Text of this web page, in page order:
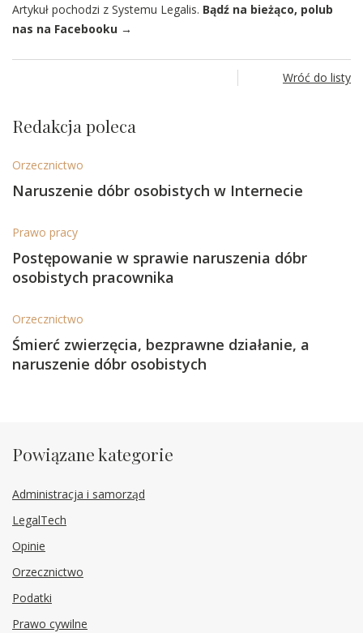
Artykuł pochodzi z Systemu Legalis. Bądź na bieżąco, polub
nas na Facebooku →
Wróć do listy
Redakcja poleca
Orzecznictwo
Naruszenie dóbr osobistych w Internecie
Prawo pracy
Postępowanie w sprawie naruszenia dóbr
osobistych pracownika
Orzecznictwo
Śmierć zwierzęcia, bezprawne działanie, a
naruszenie dóbr osobistych
Powiązane kategorie
Administracja i samorząd
LegalTech
Opinie
Orzecznictwo
Podatki
Prawo cywilne